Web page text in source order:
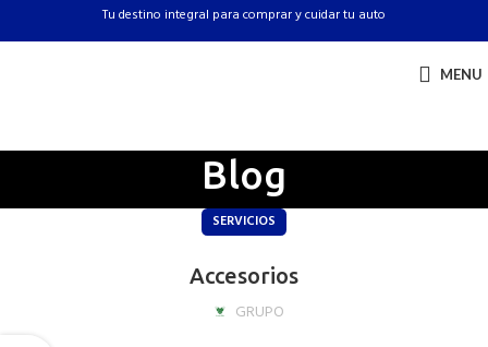
Tu destino integral para comprar y cuidar tu auto
MENU
Blog
SERVICIOS
Accesorios
GRUPO